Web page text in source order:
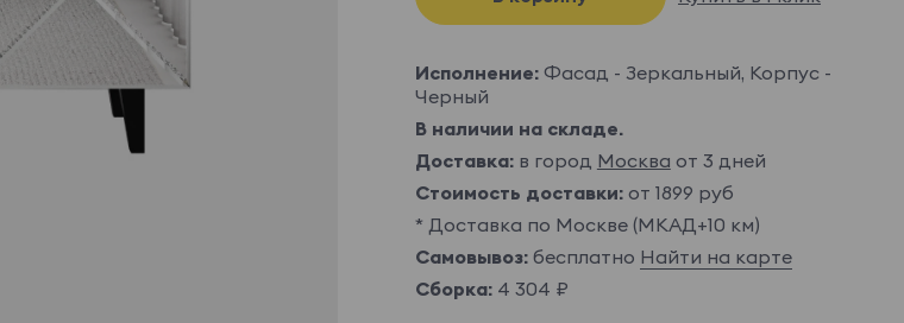
Исполнение:Фасад - Зеркальный, Корпус -
Черный
В наличии на складе.
Доставка:в город Москва от 3 дней
Стоимость доставки:от 1899 руб
* Доставка по Москве (МКАД+10 км)
Самовывоз:бесплатно Найти на карте
Сборка:4 304 ₽